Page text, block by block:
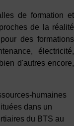
de formation et
de la réalité
des formations
électricité,
d'autres encore,
humaines
dans un
du BTS au